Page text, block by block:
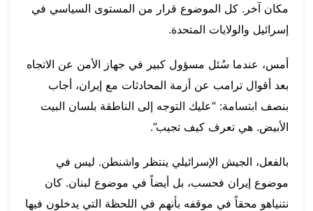
مكان آخر. كل الموضوع قرار من المستوى السياسي في
إسرائيل والولايات المتحدة.
أمس، عندما سُئل مسؤول كبير في جهاز الأمن عن الاتجاه
بعد أقوال ترامب عن أزمة المحادثات مع إيران، أجاب
بنصف ابتسامة: “عليك التوجه إلى الناطقة بلسان البيت
الأبيض. هي تعرف كيف تجيب”.
بالفعل، الجيش الإسرائيلي ينتظر واشنطن. ليس في
موضوع إيران فحسب، بل أيضاً في موضوع لبنان. كان
نتنياهو محقاً في موقفه بأنهم في اللحظة التي يدخلون فيها